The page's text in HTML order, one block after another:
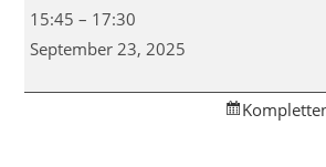
Baby-
Massage-
Kurs
im
15:45 – 17:30
September 23, 2025